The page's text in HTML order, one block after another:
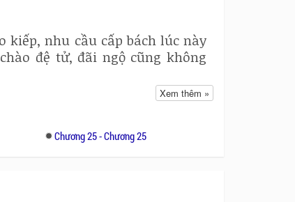
kiếp, nhu cầu cấp bách lúc này
đệ tử, đãi ngộ cũng không
giấy chiêu mộ đệ tử nghĩ tới
cấp mỗi ngày ba bữa cơm lại
tiền tiêu xài, đối xử bậc này
thì ra Ngũ độc giáo là chính
Xem thêm »
Chương 25 - Chương 25